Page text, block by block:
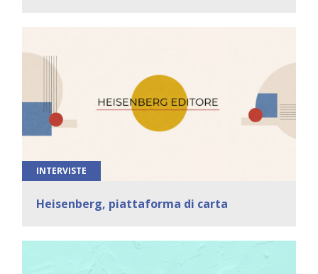
INTERVISTE
Heisenberg, piattaforma di carta